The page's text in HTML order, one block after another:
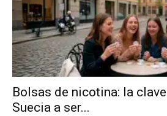
Bolsas de nicotina: la
Suecia a ser...